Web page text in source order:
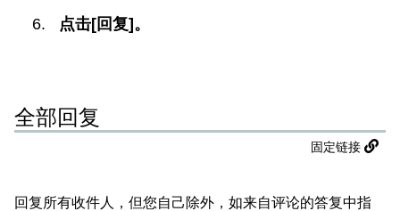
点击[回复]。
全部回复
固定链接
回复所有收件人，但您自己除外，如来自评论的答复中指